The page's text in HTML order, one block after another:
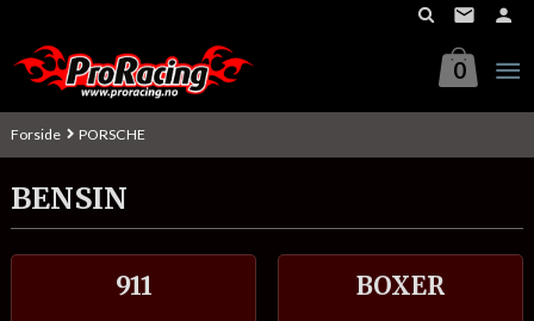
innholdet
0
Forside PORSCHE
BENSIN
911 BOXER